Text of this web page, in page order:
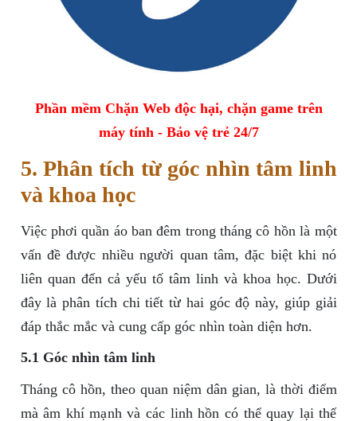
Phần mềm Chặn Web độc hại, chặn game trên
máy tính - Bảo vệ trẻ 24/7
5. Phân tích từ góc nhìn tâm linh
và khoa học
Việc phơi quần áo ban đêm trong tháng cô hồn là một
vấn đề được nhiều người quan tâm, đặc biệt khi nó
liên quan đến cả yếu tố tâm linh và khoa học. Dưới
đây là phân tích chi tiết từ hai góc độ này, giúp giải
đáp thắc mắc và cung cấp góc nhìn toàn diện hơn.
5.1 Góc nhìn tâm linh
Tháng cô hồn, theo quan niệm dân gian, là thời điểm
mà âm khí mạnh và các linh hồn có thể quay lại thế